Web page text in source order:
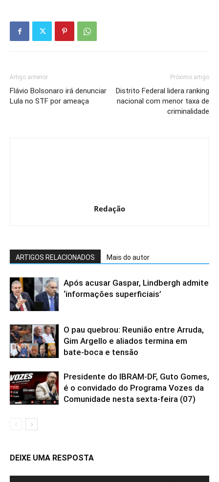
Artigo anterior
Flávio Bolsonaro irá denunciar
Lula no STF por ameaça
Próximo artigo
Distrito Federal lidera ranking
nacional com menor taxa de
criminalidade
Redação
ARTIGOS RELACIONADOS Mais do autor
Após acusar Gaspar, Lindbergh admite
‘informações superficiais’
O pau quebrou: Reunião entre Arruda,
Gim Argello e aliados termina em
bate-boca e tensão
Presidente do IBRAM-DF, Guto Gomes,
é o convidado do Programa Vozes da
Comunidade nesta sexta-feira (07)
DEIXE UMA RESPOSTA